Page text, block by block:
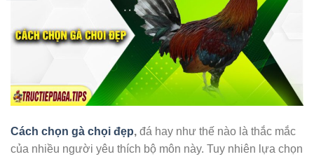
Cách chọn gà chọi đẹp, đá hay như thế nào là thắc mắc
của nhiều người yêu thích bộ môn này. Tuy nhiên lựa chọn